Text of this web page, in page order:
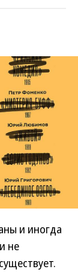
и иногда
не